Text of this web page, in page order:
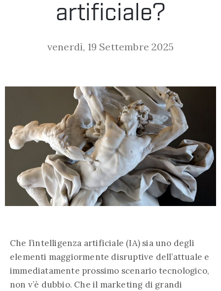
SHOP
ENGLISH
artificiale?
venerdì, 19 Settembre 2025
Che l’intelligenza artificiale (IA) sia uno degli
elementi maggiormente disruptive dell’attuale e
immediatamente prossimo scenario tecnologico,
non v’è dubbio. Che il marketing di grandi